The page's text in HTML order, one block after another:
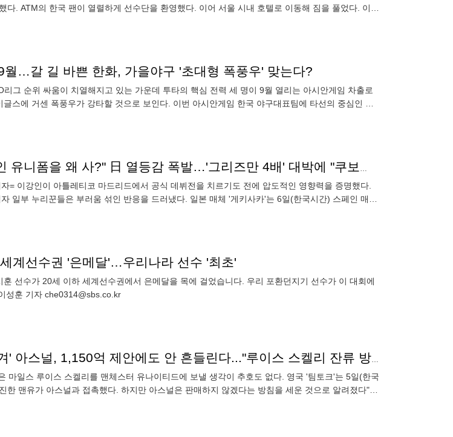
다. ATM의 한국 팬이 열렬하게 선수단을 환영했다. 이어 서울 시내 호텔로 이동해 짐을 풀었다. 이강
월…갈 길 바쁜 한화, 가을야구 '초대형 폭풍우' 맞는다?
그 순위 싸움이 치열해지고 있는 가운데 투타의 핵심 전력 세 명이 9월 열리는 아시안게임 차출로
스에 거센 폭풍우가 강타할 것으로 보인다. 이번 아시안게임 한국 야구대표팀에 타선의 중심인 거
"스페인 사람이 이강인 유니폼을 왜 사?" 日 열등감 폭발…'그리즈만 4배' 대박에 "쿠보는 언제 빅클럽 가나"
= 이강인이 아틀레티코 마드리드에서 공식 데뷔전을 치르기도 전에 압도적인 영향력을 증명했다.
일부 누리꾼들은 부러움 섞인 반응을 드러냈다. 일본 매체 '게키사카'는 6일(한국시간) 스페인 매체
계선수권 '은메달'…우리나라 선수 '최초'
선수가 20세 이하 세계선수권에서 은메달을 목에 걸었습니다. 우리 포환던지기 선수가 이 대회에
성훈 기자 che0314@sbs.co.kr
'맨유에는 절대 못 넘겨' 아스널, 1,150억 제안에도 안 흔들린다..."루이스 스켈리 잔류 방침"
마일스 루이스 스켈리를 맨체스터 유나이티드에 보낼 생각이 추호도 없다. 영국 '팀토크'는 5일(한국
한 맨유가 아스널과 접촉했다. 하지만 아스널은 판매하지 않겠다는 방침을 세운 것으로 알려졌다"라